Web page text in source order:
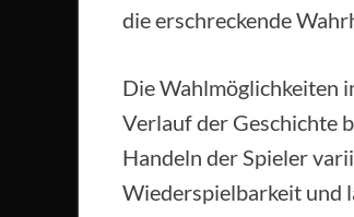
die erschreckende
Die Wahlmöglichkeiten
Verlauf der Geschichte
Handeln der Spieler
Wiederspielbarkeit und